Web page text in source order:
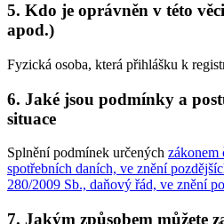
5. Kdo je oprávněn v této
apod.)
Fyzická osoba, která přihlášku k
6. Jaké jsou podmínky a
situace
Splnění podmínek určených zákonem
spotřebních daních, ve znění
280/2009 Sb., daňový řád, ve znění
7. Jakým způsobem můžete